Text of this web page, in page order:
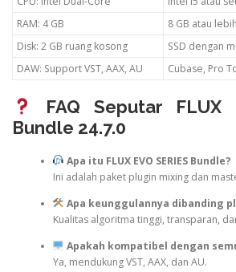
RAM: 4 GB
8 GB atau lebih
Disk: 2 GB ruang kosong
SSD dengan
DAW: Support VST, AAX, AU
Cubase, Pro
FAQ Seputar FLUX
Bundle 24.7.0
Apa itu FLUX EVO SERIES Bundle?
Ini adalah paket plugin mixing dan
Apa keunggulannya dibanding
Kualitas algoritma tinggi, transparan,
Apakah kompatibel dengan
Ya, mendukung VST, AAX, dan AU.